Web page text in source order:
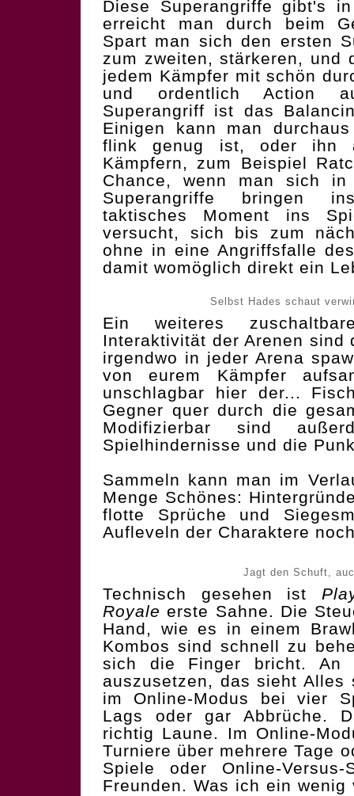
Diese Superangriffe gibt's
erreicht man durch beim
Spart man sich den ersten
zum zweiten, stärkeren, und
jedem Kämpfer mit schön
und ordentlich Action
Superangriff ist das
Einigen kann man
flink genug ist, oder ihn
Kämpfern, zum Beispiel
Chance, wenn man sich
Superangriffe bringen
taktisches Moment ins
versucht, sich bis zum
ohne in eine Angriffsfalle
damit womöglich direkt ein
Selbst Hades schaut
Ein weiteres
Interaktivität der Arenen sind
irgendwo in jeder Arena
von eurem Kämpfer
unschlagbar hier der...
Gegner quer durch die
Modifizierbar sind
Spielhindernisse und die
Sammeln kann man im
Menge Schönes:
flotte Sprüche und
Aufleveln der Charaktere
Jagt den Schuft,
Technisch gesehen ist
Royale erste Sahne. Die
Hand, wie es in einem
Kombos sind schnell zu
sich die Finger bricht. An
auszusetzen, das sieht
im Online-Modus bei vier
Lags oder gar Abbrüche.
richtig Laune. Im Online-
Turniere über mehrere Tage
Spiele oder Online-
Freunden. Was ich ein